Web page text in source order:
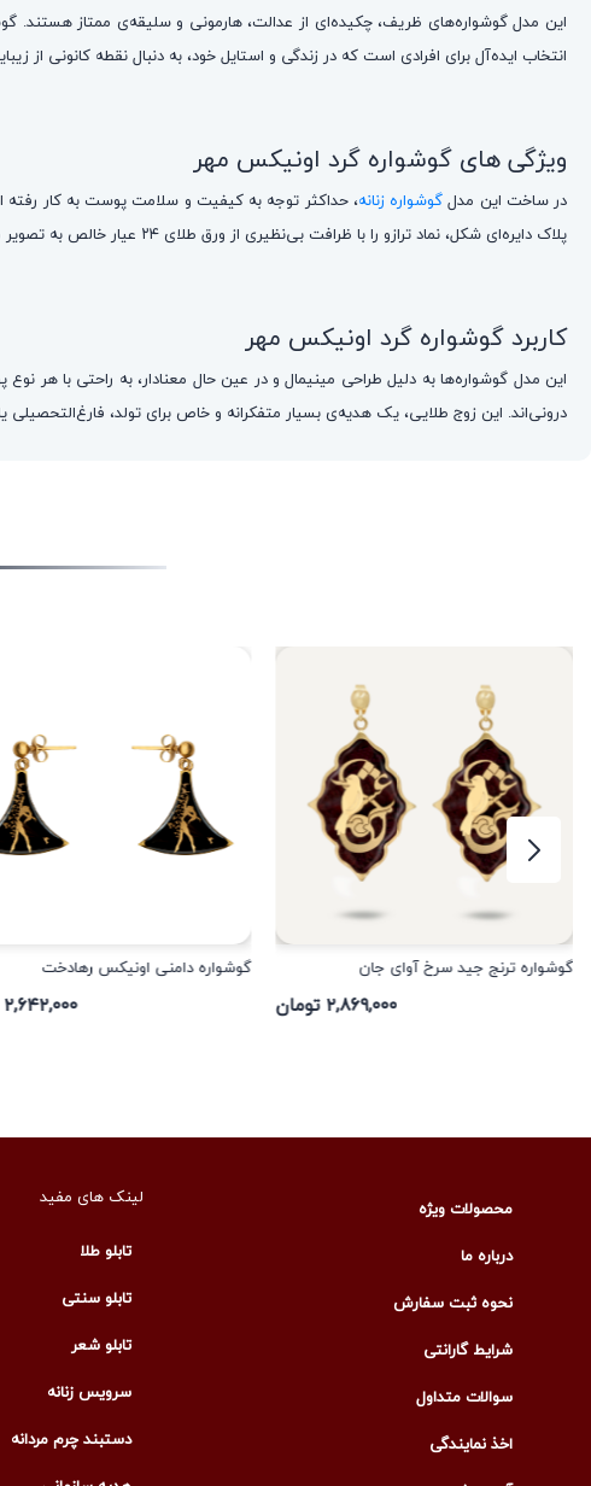
این مدل گوشواره‌های ظریف، چکیده‌ای از عدالت، هارمونی و سلیقه‌ی ممتاز هستند.
انتخاب ایده‌آل برای افرادی است که در زندگی و استایل خود، به دنبال نقطه کانونی از
ویژگی های گوشواره گرد اونیکس مهر
در ساخت این مدلگوشواره زنانه
پلاک دایره‌ای شکل، نماد ترازو را با ظرافت بی‌نظیری از ورق طلای ۲۴ عیار خالص به تصویر می‌کشد. این نماد درخشان بر روی یک پس‌زمینه‌ی سنگ اونیکس مشکی قرار گرفته است که کنتراستی خیره‌کننده و حسی از اصالت لوکس به وجود می‌آورد.
کاربرد گوشواره گرد اونیکس مهر
این مدل گوشواره‌ها به دلیل طراحی مینیمال و در عین حال معنادار، به راحتی با
درونی‌اند. این زوج طلایی، یک هدیه‌ی بسیار متفکرانه و خاص برای تولد،
گوشواره ترنج جید سرخ آوای جان
۲,۸۶۹,۰۰۰ تومان
گوشواره دامنی اونیکس رهادخت
۲,۶۴۲,۰۰۰ تومان
محصولات ویژه
درباره ما
نحوه ثبت سفارش
شرایط گارانتی
سوالات متداول
اخذ نمایندگی
لینک های مفید
تابلو طلا
تابلو سنتی
تابلو شعر
سرویس زنانه
دستبند چرم مردانه